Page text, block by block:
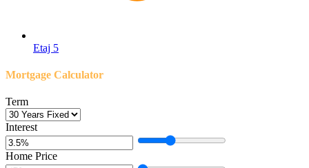
Etaj 5
Mortgage Calculator
Term
Interest
Home Price